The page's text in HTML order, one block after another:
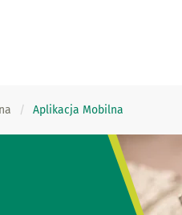
Aplikacja Mobilna